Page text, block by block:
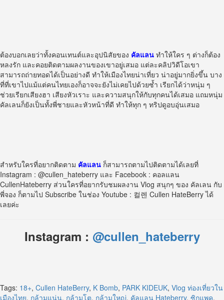
ต้องบอกเลยว่าทั้งคอนเทนต์และอุปนิสัยของ คัลแลน ทำให้ใคร ๆ ต่างก็ต้อง
หลงรัก และคอยติดตามผลงานของเขาอยู่เสมอ แต่ละคลิปวิดีโอเขา
สามารถถ่ายทอดได้เป็นอย่างดี ทำให้เมืองไทยน่าเที่ยว น่าอยู่มากยิ่งขึ้น บาง
ที่ที่เขาไปแม้แต่คนไทยเองก็อาจจะยังไม่เคยไปด้วยซ้ำ เรียกได้ว่าหนุ่ม ๆ
ช่วยเรียกเสียงฮา เสียงหัวเราะ และความสนุกให้กับทุกคนได้เสมอ แถมหนุ่ม
คัลเลนก็ยังเป็นทั้งพี่ชายและหัวหน้าที่ดี ทำให้ทุก ๆ ทริปดูอบอุ่นเสมอ
สำหรับใครที่อยากติดตาม คัลแลน ก็สามารถตามไปติดตามได้เลยที่
Instagram : @cullen_hateberry และ Facebook : คอลแลน
CullenHateberry ส่วนใครที่อยากรับชมผลงาน Vlog สนุกๆ ของ คัลเลน กับ
พี่จอง ก็ตามไป Subscribe ในช่อง Youtube : 컬렌 Cullen HateBerry ได้
เลยค่ะ
Instagram : @cullen_hateberry
Tags: 18+, Cullen HateBerry, K Bomb, PARK KIDEUK, Vlog ท่องเที่ยวใน
เมืองไทย, กล้ามแน่น, กล้ามโต, กล้ามใหญ่, คัลแลน Hateberry, ซิกแพค,